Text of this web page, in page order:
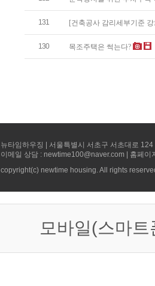
131 [건축공사 감리세부기준
130 목조주택은 썩는다?
뉴타임하우징 | 서울특별시 서초구 서초대로
이메일 상담 : newtime100@naver.com | 홈페
copyright(c) newtime housing. All rights
모바일(스마